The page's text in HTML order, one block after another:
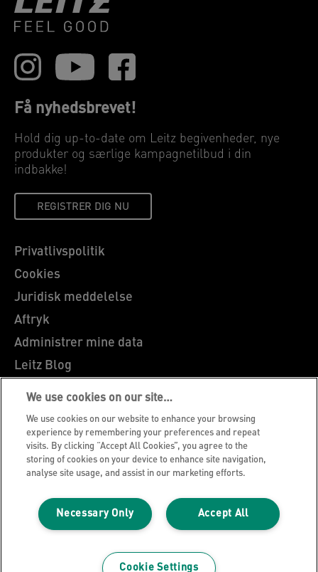
Få nyhedsbrevet!
Hold dig up-to-date om Leitz begivenheder, nye
produkter og særlige kampagnetilbud i din
indbakke!
REGISTRER DIG NU
Privatlivspolitik
Cookies
Juridisk meddelelse
Aftryk
Administrer mine data
Leitz Blog
Karrierer
Leitz EasyPrint
Kundesupport
Garantibetingelser
Overensstemmelseserklæringer
Sitemap
Vejledning om genbrug af emballage
©2026 ACCO Brands
We use cookies on our site…
We use cookies on our website to enhance your browsing
experience by remembering your preferences and repeat
visits. By clicking “Accept All Cookies”, you agree to the
storing of cookies on your device to enhance site navigation,
analyse site usage, and assist in our marketing efforts.
Accept All
Necessary Only
Cookie Settings